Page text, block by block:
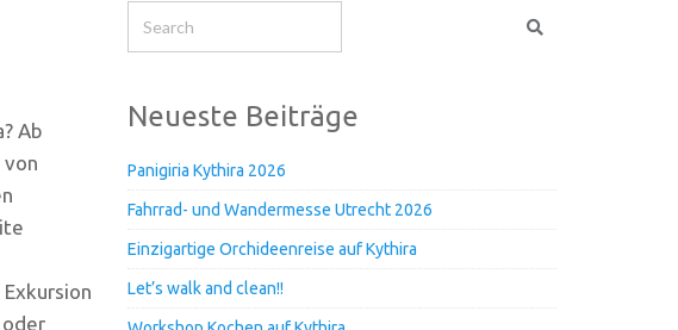
Ab
von
oder
Neueste Beiträge
Panigiria Kythira 2026
Fahrrad- und Wandermesse Utrecht 2026
Einzigartige Orchideenreise auf Kythira
Let’s walk and clean!!